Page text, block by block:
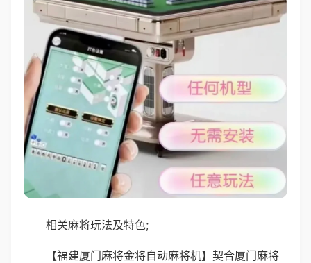
相关麻将玩法及特色;
【福建厦门麻将金将自动麻将机】契合厦门麻将